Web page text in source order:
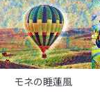
モネの睡蓮風